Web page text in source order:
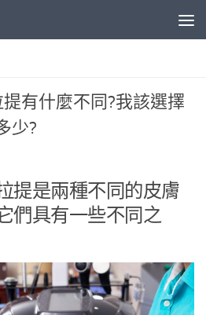
有什麼不同?我該選擇
少?
提是兩種不同的皮膚
們具有一些不同之